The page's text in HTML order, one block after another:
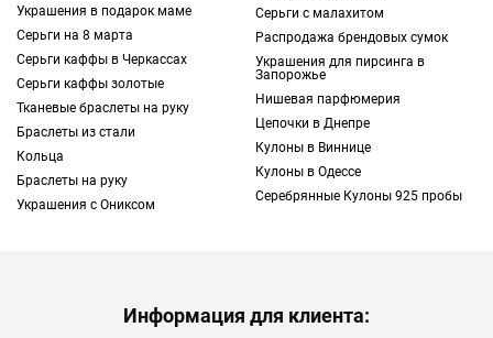
облегчить себе задачу и быстро найти
оптимальный вариант.
Как выбирать браслеты для парней
Если вас заинтересовал браслет на руку,
купить мужской следует после определения
оптимального размера. Для этого нужно
обернуть запястье сантиметровой лентой и
жестикуляции или при расслаблении кисти.
Украшения в подарок маме
Серьги на 8 марта
Серьги каффы в Черкассах
Серьги каффы золотые
Тканевые браслеты на руку
Браслеты из стали
Кольца
Браслеты на руку
Украшения с Ониксом
Серьги с малахитом
Распродажа брендовых сумок
Украшения для пирсинга в
Запорожье
Нишевая парфюмерия
Цепочки в Днепре
Кулоны в Виннице
Кулоны в Одессе
Серебрянные Кулоны 925 пробы
Информация для клиента: